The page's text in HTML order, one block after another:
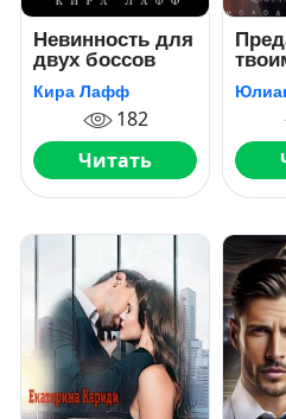
Невинность для
двух боссов
Кира Лафф
182
Читать